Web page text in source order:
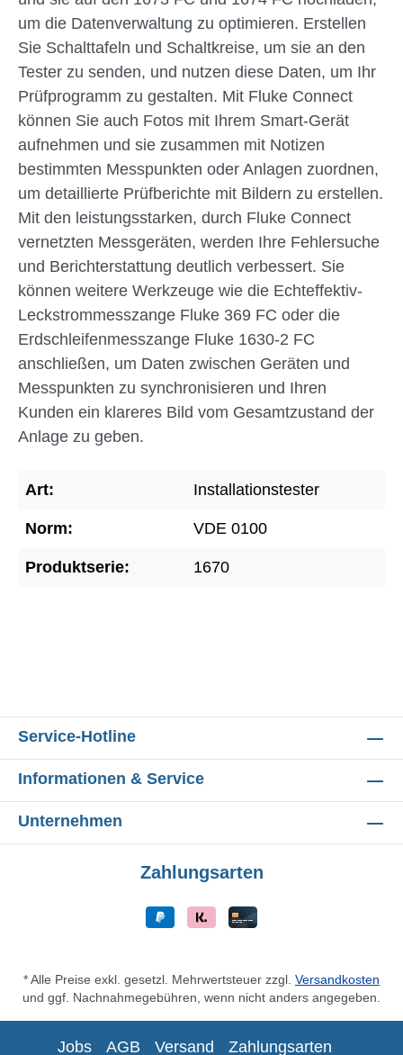
um die Datenverwaltung zu optimieren. Erstellen
Sie Schalttafeln und Schaltkreise, um sie an den
Tester zu senden, und nutzen diese Daten, um Ihr
Prüfprogramm zu gestalten. Mit Fluke Connect
können Sie auch Fotos mit Ihrem Smart-Gerät
aufnehmen und sie zusammen mit Notizen
bestimmten Messpunkten oder Anlagen zuordnen,
um detaillierte Prüfberichte mit Bildern zu erstellen.
Mit den leistungsstarken, durch Fluke Connect
vernetzten Messgeräten, werden Ihre Fehlersuche
und Berichterstattung deutlich verbessert. Sie
können weitere Werkzeuge wie die Echteffektiv-
Leckstrommesszange Fluke 369 FC oder die
Erdschleifenmesszange Fluke 1630-2 FC
anschließen, um Daten zwischen Geräten und
Messpunkten zu synchronisieren und Ihren
Kunden ein klareres Bild vom Gesamtzustand der
Anlage zu geben.
Art: Installationstester
Norm: VDE 0100
Produktserie: 1670
Service-Hotline
Informationen & Service
Unternehmen
Zahlungsarten
* Alle Preise exkl. gesetzl. Mehrwertsteuer zzgl. Versandkosten
und ggf. Nachnahmegebühren, wenn nicht anders angegeben.
Jobs AGB Versand Zahlungsarten